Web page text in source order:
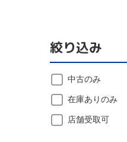
絞り込み
中古のみ
在庫ありのみ
店舗受取可